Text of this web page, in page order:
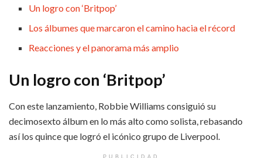
Un logro con ‘Britpop’
Los álbumes que marcaron el camino hacia el récord
Reacciones y el panorama más amplio
Un logro con ‘Britpop’
Con este lanzamiento, Robbie Williams consiguió su
decimosexto álbum en lo más alto como solista, rebasando
así los quince que logró el icónico grupo de Liverpool.
PUBLICIDAD